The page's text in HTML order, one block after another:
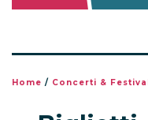
Home / Concerti & Festival